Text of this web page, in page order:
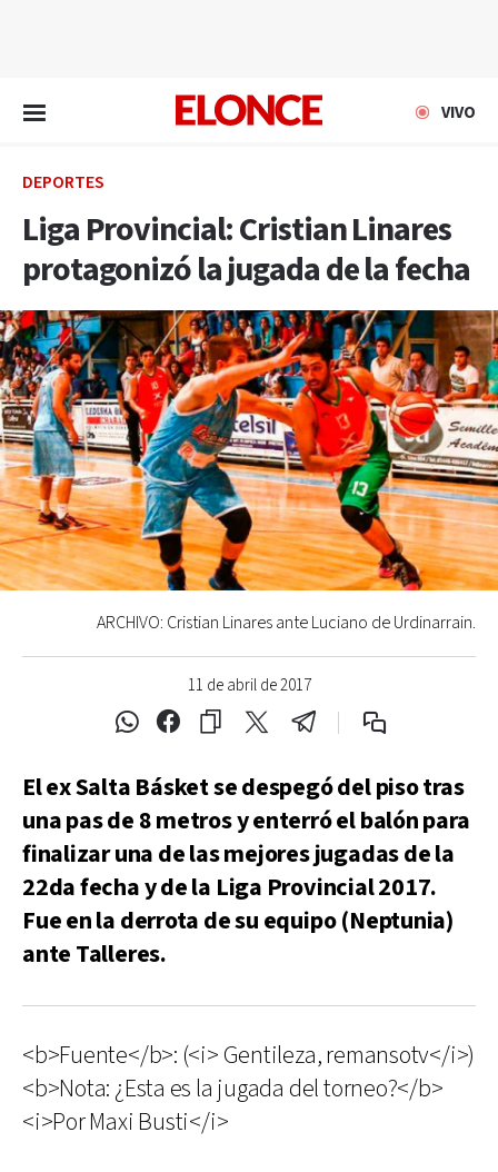
VIVO
DEPORTES
Liga Provincial: Cristian Linares
protagonizó la jugada de la fecha
11 de abril de 2017
ARCHIVO: Cristian Linares ante Luciano de Urdinarrain.
El ex Salta Básket se despegó del piso tras
una pas de 8 metros y enterró el balón para
finalizar una de las mejores jugadas de la
22da fecha y de la Liga Provincial 2017.
Fue en la derrota de su equipo (Neptunia)
ante Talleres.
<b>Fuente</b>: (<i> Gentileza, remansotv</i>)
<b>Nota: ¿Esta es la jugada del torneo?</b>
<i>Por Maxi Busti</i>